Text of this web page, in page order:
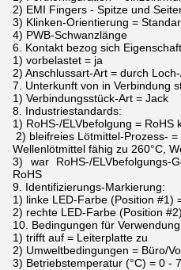
2) EMI Fingers - Spitze und
3) Klinken-Orientierung =
4) PWB-Schwanzlänge
6. Kontakt bezog sich
1) vorbelastet = ja
2) Anschlussart-Art = durch
7. Unterkunft von in Verbindung
1) Verbindungsstück-Art = Jack
8. Industriestandards:
1) RoHS-/ELVbefolgung = RoHS
2) bleifreies Lötmittel-Prozess-
Wellenlötmittel fähig zu 260°C,
3) war RoHS-/ELVbefolgungs-
RoHS
9. Identifizierungs-Markierung:
1) linke LED-Farbe (Position #1)
2) rechte LED-Farbe (Position
10. Bedingungen für
1) trifft auf = Leiterplatte zu
2) Umweltbedingungen = Büro/
3) Betriebstemperatur (°C) = 0 -